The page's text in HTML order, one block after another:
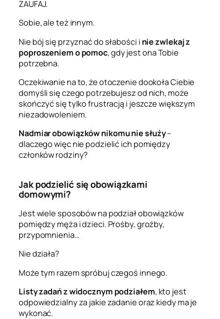
ZAUFAJ.
Sobie, ale też innym.
Nie bój się przyznać do słabości i nie zwlekaj z
poproszeniem o pomoc, gdy jest ona Tobie
potrzebna.
Oczekiwanie na to, że otoczenie dookoła Ciebie
domyśli się czego potrzebujesz od nich, może
skończyć się tylko frustracją i jeszcze większym
niezadowoleniem.
Nadmiar obowiązków nikomu nie służy–
dlaczego więc nie podzielić ich pomiędzy
członków rodziny?
Jak podzielić się obowiązkami
domowymi?
Jest wiele sposobów na podział obowiązków
pomiędzy męża i dzieci. Prośby, groźby,
przypomnienia…
Nie działa?
Może tym razem spróbuj czegoś innego.
Listy zadań z widocznym podziałem, kto jest
odpowiedzialny za jakie zadanie oraz kiedy ma je
wykonać.